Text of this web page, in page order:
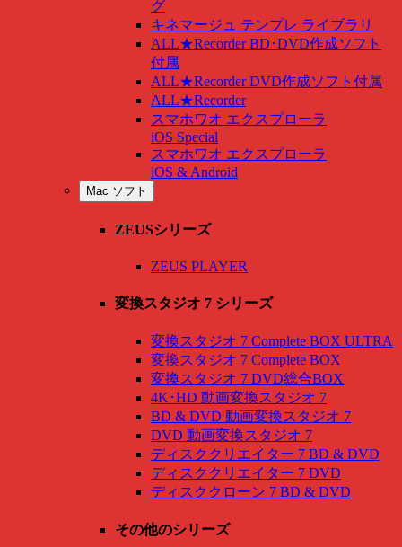
グ
キネマージュ テンプレ ライブラリ
ALL★Recorder BD･DVD作成ソフト
付属
ALL★Recorder DVD作成ソフト付属
ALL★Recorder
スマホワオ エクスプローラ
iOS Special
スマホワオ エクスプローラ
iOS & Android
Mac ソフト
ZEUSシリーズ
ZEUS PLAYER
変換スタジオ 7 シリーズ
変換スタジオ 7 Complete BOX ULTRA
変換スタジオ 7 Complete BOX
変換スタジオ 7 DVD総合BOX
4K･HD 動画変換スタジオ 7
BD & DVD 動画変換スタジオ 7
DVD 動画変換スタジオ 7
ディスククリエイター 7 BD & DVD
ディスククリエイター 7 DVD
ディスククローン 7 BD & DVD
その他のシリーズ